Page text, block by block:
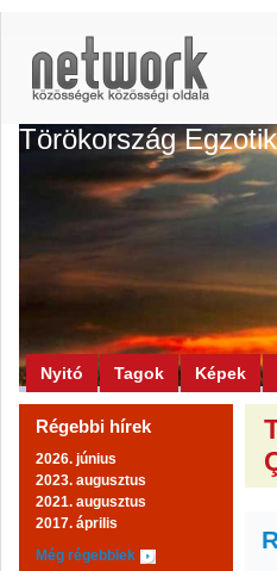
Törökország
Nyitó Tagok Képek
Régebbi hírek
2026. június
2023. augusztus
2021. augusztus
2017. április
Még régebbiek